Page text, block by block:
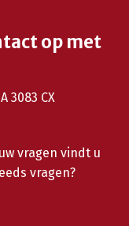
op met
3083 CX
vragen vindt u
vragen?